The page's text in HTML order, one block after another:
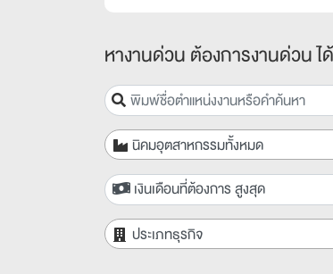
หางานด่วน ต้องการงานด่วน ไ
นิคมอุตสาหกรรมทั้งหมด
เงินเดือนที่ต้องการ สูงสุด
ประเภทธุรกิจ